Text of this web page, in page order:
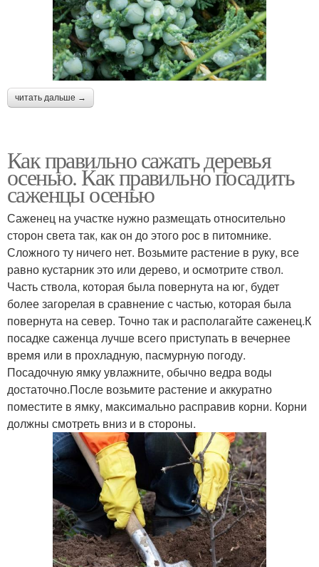
читать дальше →
Как правильно сажать деревья
осенью. Как правильно посадить
саженцы осенью
Саженец на участке нужно размещать относительно
сторон света так, как он до этого рос в питомнике.
Сложного ту ничего нет. Возьмите растение в руку, все
равно кустарник это или дерево, и осмотрите ствол.
Часть ствола, которая была повернута на юг, будет
более загорелая в сравнение с частью, которая была
повернута на север. Точно так и располагайте саженец.К
посадке саженца лучше всего приступать в вечернее
время или в прохладную, пасмурную погоду.
Посадочную ямку увлажните, обычно ведра воды
достаточно.После возьмите растение и аккуратно
поместите в ямку, максимально расправив корни. Корни
должны смотреть вниз и в стороны.